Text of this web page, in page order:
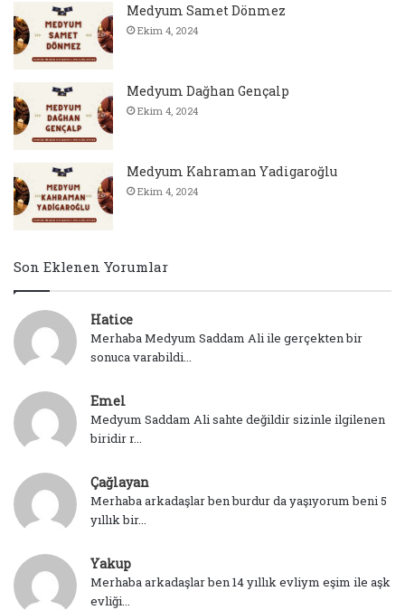
Medyum Samet Dönmez
Ekim 4, 2024
Medyum Dağhan Gençalp
Ekim 4, 2024
Medyum Kahraman Yadigaroğlu
Ekim 4, 2024
Son Eklenen Yorumlar
Hatice
Merhaba Medyum Saddam Ali ile gerçekten bir
sonuca varabildi...
Emel
Medyum Saddam Ali sahte değildir sizinle ilgilenen
biridir r...
Çağlayan
Merhaba arkadaşlar ben burdur da yaşıyorum beni 5
yıllık bir...
Yakup
Merhaba arkadaşlar ben 14 yıllık evliym eşim ile aşk
evliği...